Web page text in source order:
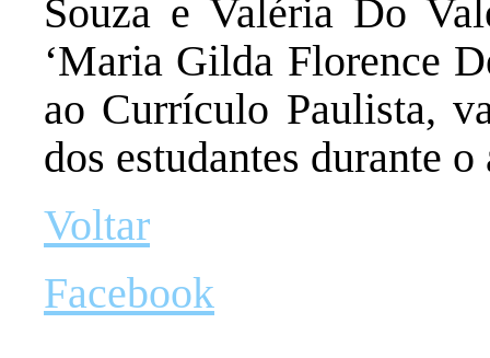
Souza e Valéria Do
‘Maria Gilda Florence
ao Currículo Paulista,
dos estudantes durante
Voltar
Facebook